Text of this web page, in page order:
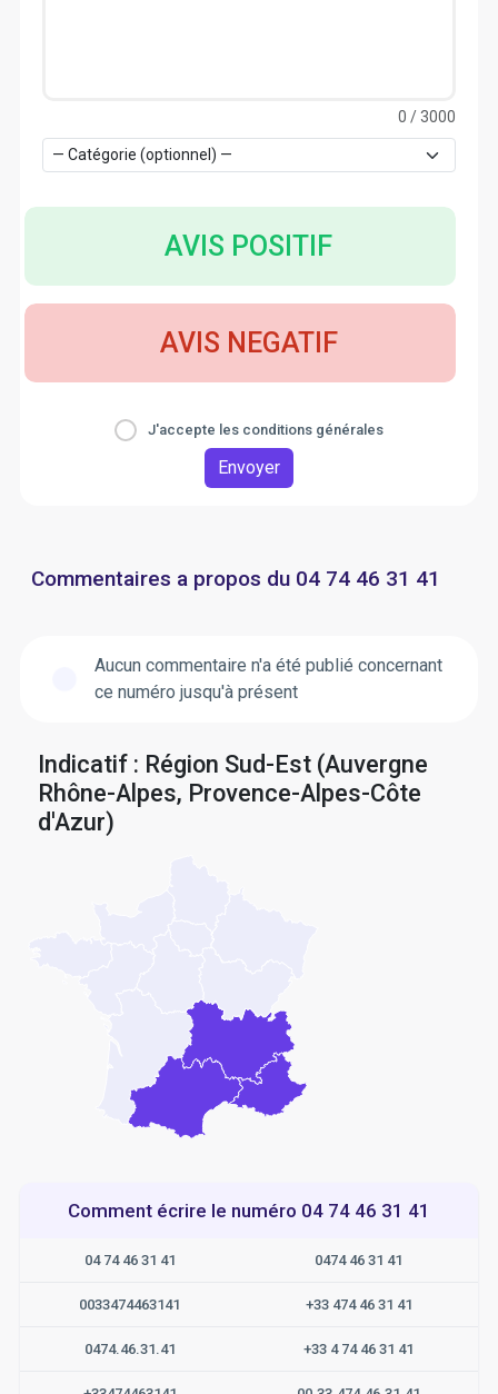
0 / 3000
AVIS POSITIF
AVIS NEGATIF
J'accepte les conditions générales
Envoyer
Commentaires a propos du 04 74 46 31 41
Aucun commentaire n'a été publié concernant
ce numéro jusqu'à présent
Indicatif : Région Sud-Est (Auvergne
Rhône-Alpes, Provence-Alpes-Côte
d'Azur)
Comment écrire le numéro 04 74 46 31 41
04 74 46 31 41 0474 46 31 41
0033474463141 +33 474 46 31 41
0474.46.31.41 +33 4 74 46 31 41